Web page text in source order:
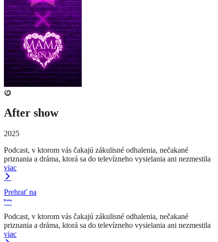
After show
2025
Podcast, v ktorom vás čakajú zákulisné odhalenia, nečakané
priznania a dráma, ktorá sa do televízneho vysielania ani nezmestila
viac
Prehrať na
Podcast, v ktorom vás čakajú zákulisné odhalenia, nečakané
priznania a dráma, ktorá sa do televízneho vysielania ani nezmestila
viac